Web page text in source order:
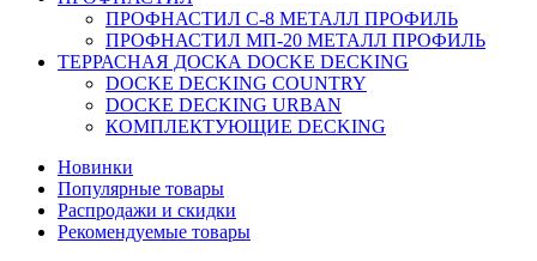
ПРОФНАСТИЛ C-8 МЕТАЛЛ ПРОФИЛЬ
ПРОФНАСТИЛ МП-20 МЕТАЛЛ ПРОФИЛЬ
ТЕРРАСНАЯ ДОСКА DOCKE DECKING
DOCKE DECKING COUNTRY
DOCKE DECKING URBAN
КОМПЛЕКТУЮЩИЕ DECKING
Новинки
Популярные товары
Распродажи и скидки
Рекомендуемые товары